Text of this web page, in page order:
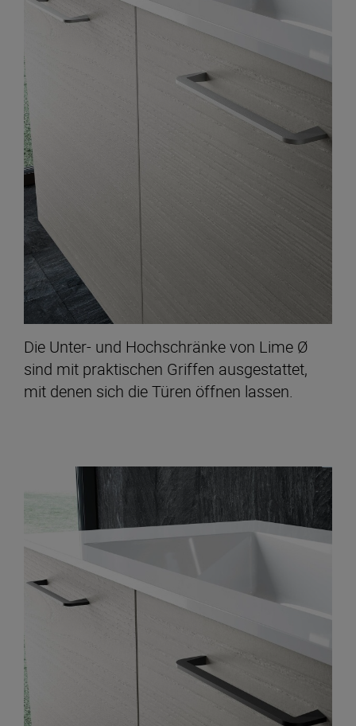
Die Unter- und Hochschränke von Lime Ø
sind mit praktischen Griffen ausgestattet,
mit denen sich die Türen öffnen lassen.